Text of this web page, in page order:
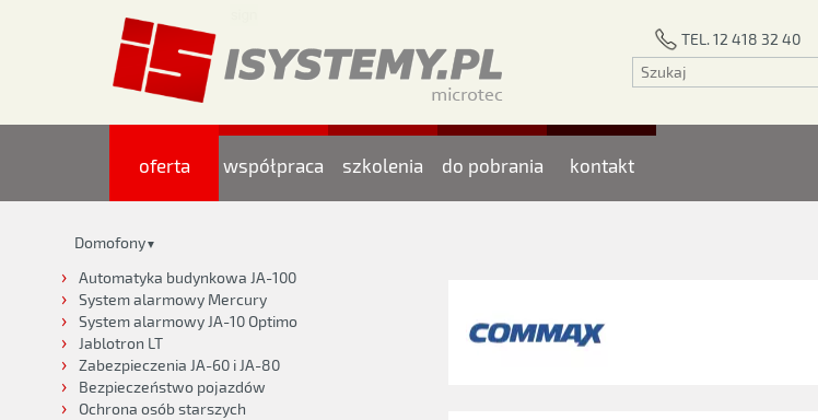
TEL. 12 418 32 40
oferta współpraca szkolenia do pobrania kontakt
Domofony▼
Automatyka budynkowa JA-100
System alarmowy Mercury
System alarmowy JA-10 Optimo
Jablotron LT
Zabezpieczenia JA-60 i JA-80
Bezpieczeństwo pojazdów
Ochrona osób starszych